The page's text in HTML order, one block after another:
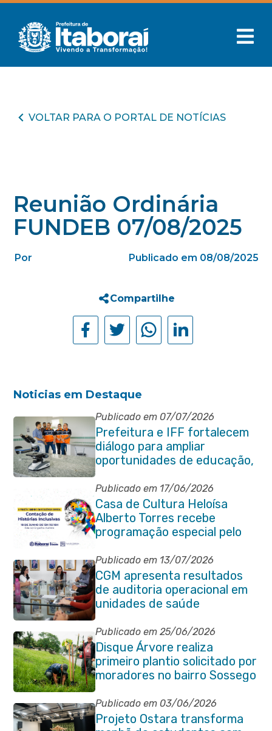
VOLTAR PARA O PORTAL DE NOTÍCIAS
Reunião Ordinária
FUNDEB 07/08/2025
Por Publicado em 08/08/2025
Compartilhe
Noticias em Destaque
Publicado em 07/07/2026
Prefeitura e IFF fortalecem
diálogo para ampliar
oportunidades de educação,
ciência e inovação em
Itaboraí
Publicado em 17/06/2026
Casa de Cultura Heloísa
Alberto Torres recebe
programação especial pelo
Publicado em 13/07/2026
CGM apresenta resultados
de auditoria operacional em
unidades de saúde
Publicado em 25/06/2026
Disque Árvore realiza
primeiro plantio solicitado por
moradores no bairro Sossego
Publicado em 03/06/2026
Projeto Ostara transforma